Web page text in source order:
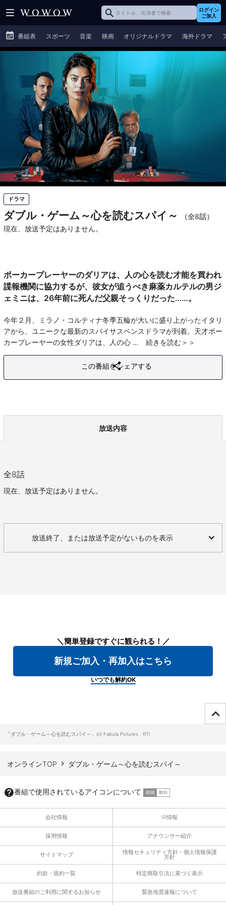
ログイン
ご加入
番組表 スポーツ 音楽 映画 オリジナルドラマ 海外ドラマ
ドラマ
ダブル・ゲーム～心を読むスパイ～
（全8話）
現在、放送予定はありません。
ポーカープレーヤーのダリアは、人の心を読む才能を買われ
諜報機関に協力するが、彼女が追うべき麻薬カルテルの男ジ
ェミニは、26年前に死んだ父親そっくりだった……。
今年２月、ミラノ・コルティナ冬季五輪が大いに盛り上がったイタリ
アから、ユニークな最新のスパイサスペンスドラマが到着。天才ポー
カープレーヤーの女性ダリアは、人の心
続きを読む
この番組をシェアする
放送内容
全8話
現在、放送予定はありません。
放送終了、または放送予定がないものを表示
＼簡単登録ですぐに観られる！／
新規ご加入・再加入はこちら
いつでも解約OK
「ダブル・ゲーム～心を読むスパイ～」(c) Fabula Pictures . RTI
オンラインTOP ダブル・ゲーム～心を読むスパイ～
番組で使用されているアイコンについて
会社情報 IR情報
採用情報 アナウンサー紹介
サイトマップ 情報セキュリティ方針・個人情報保護
方針
約款・規約一覧 特定商取引法に基づく表示
放送番組のご利用に関するお知らせ 緊急地震速報について